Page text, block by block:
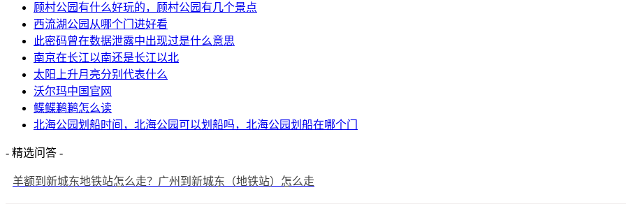
顾村公园有什么好玩的，顾村公园有几个景点
西流湖公园从哪个门进好看
此密码曾在数据泄露中出现过是什么意思
南京在长江以南还是长江以北
太阳上升月亮分别代表什么
沃尔玛中国官网
鲽鲽鹣鹣怎么读
北海公园划船时间，北海公园可以划船吗，北海公园划船在哪个门
- 精选问答 -
羊额到新城东地铁站怎么走？广州到新城东（地铁站）怎么走